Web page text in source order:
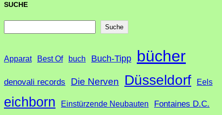
SUCHE
c
Suche
Apparat Best Of buch Buch-Tipp bücher
denovali records Die Nerven Düsseldorf Eels
eichborn Einstürzende Neubauten Fontaines D.C.